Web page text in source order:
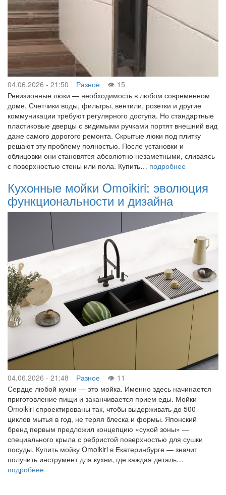
04.06.2026 - 21:50 Разное
15
Ревизионные люки — необходимость в любом современном
доме. Счетчики воды, фильтры, вентили, розетки и другие
коммуникации требуют регулярного доступа. Но стандартные
пластиковые дверцы с видимыми ручками портят внешний вид
даже самого дорогого ремонта. Скрытые люки под плитку
решают эту проблему полностью. После установки и
облицовки они становятся абсолютно незаметными, сливаясь
с поверхностью стены или пола. Купить… подробнее
Кухонные мойки Omoikiri: эволюция
функциональности и дизайна
04.06.2026 - 21:48 Разное
11
Сердце любой кухни — это мойка. Именно здесь начинается
приготовление пищи и заканчивается прием еды. Мойки
Omoikiri спроектированы так, чтобы выдерживать до 500
циклов мытья в год, не теряя блеска и формы. Японский
бренд первым предложил концепцию «сухой зоны» —
специального крыла с ребристой поверхностью для сушки
посуды. Купить мойку Omoikiri в Екатеринбурге — значит
получить инструмент для кухни, где каждая деталь…
подробнее